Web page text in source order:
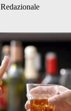
Redazionale